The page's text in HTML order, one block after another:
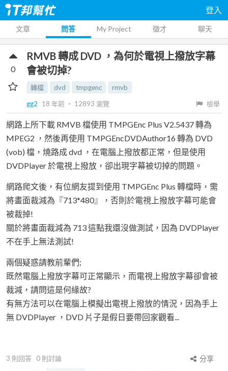
登入
文章 問答 My Project 徵才 聊天
RMVB 轉成 DVD ，為何於電視上撥放字幕
會被切掉?
轉檔 dvd tmpgenc
rmvb
gg2
18 年前 ‧ 12893 瀏覽 檢舉
0
網路上所下載 RMVB 檔使用 TMPGEnc Plus V2.5437 轉為
MPEG2 ，然後再使用 TMPGEncDVDAuthor16 轉為 DVD
(vob) 檔，燒路成 dvd ，在電腦上撥放都正常，但是使用
DVDPlayer 於電視上撥放，卻出現字幕被切掉的問題。
網路爬文後，有位網友提到使用 TMPGEnc Plus 轉檔時，需
將畫面裁減為『713*480』，否則於電視上撥放字幕可能會
被裁掉!
關於將畫面裁減為 713 這點我還沒做測試，因為 DVDPlayer
不在手上無法測試!
兩個疑惑請教前輩們;
既然電腦上撥放字幕可正常顯示，而電視上撥放字幕卻會被
裁減，請問這是何緣故?
有無方法可以在電腦上模擬出電視上撥放的情況，因為手上
無 DVDPlayer ，DVD 片子是假日要帶回家觀看...
3 則回答 0 則討論
分享